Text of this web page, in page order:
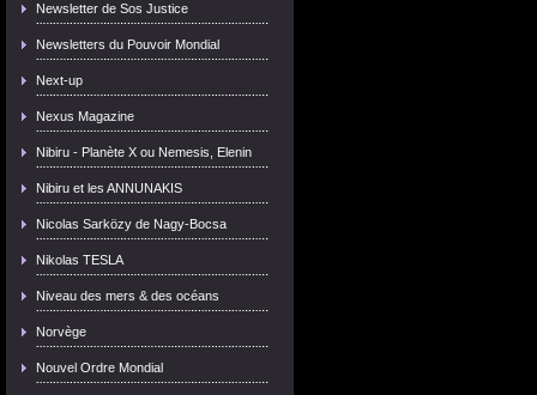
Newsletter de Sos Justice
Newsletters du Pouvoir Mondial
Next-up
Nexus Magazine
Nibiru - Planète X ou Nemesis, Elenin
Nibiru et les ANNUNAKIS
Nicolas Sarközy de Nagy-Bocsa
Nikolas TESLA
Niveau des mers & des océans
Norvège
Nouvel Ordre Mondial